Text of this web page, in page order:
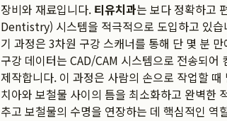
장비와 재료입니다. 티유치과는 보다 정확하고
Dentistry) 시스템을 적극적으로 도입하고 있
기 과정은 3차원 구강 스캐너를 통해 단 몇 분
구강 데이터는 CAD/CAM 시스템으로 전송되
제작합니다. 이 과정은 사람의 손으로 작업할
치아와 보철물 사이의 틈을 최소화하고 완벽한
추고 보철물의 수명을 연장하는 데 핵심적인